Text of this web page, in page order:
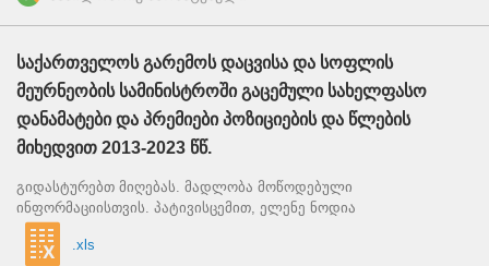
საქართველოს გარემოს დაცვისა და სოფლის
მეურნეობის სამინისტროში გაცემული სახელფასო
დანამატები და პრემიები პოზიციების და წლების
მიხედვით 2013-2023 წწ.
გიდასტურებთ მიღებას. მადლობა მოწოდებული
ინფორმაციისთვის. პატივისცემით, ელენე ნოდია
.xls